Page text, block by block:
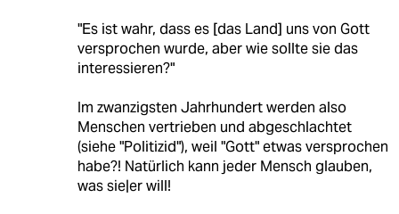
"Es ist wahr, dass es [das Land] uns von Gott
versprochen wurde, aber wie sollte sie das
interessieren?"
Im zwanzigsten Jahrhundert werden also
Menschen vertrieben und abgeschlachtet
(siehe "Politizid"), weil "Gott" etwas versprochen
habe?! Natürlich kann jeder Mensch glauben,
was sie|er will!